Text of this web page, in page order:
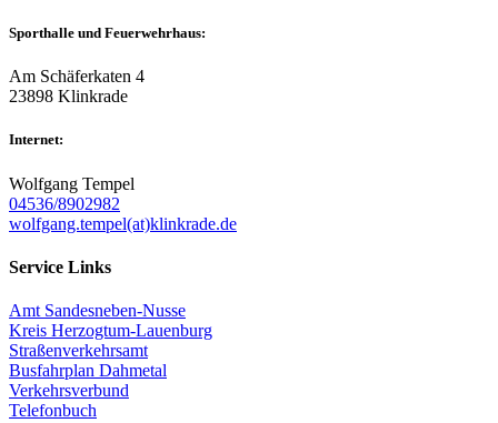
Sporthalle und Feuerwehrhaus:
Am Schäferkaten 4
23898 Klinkrade
Internet:
Wolfgang Tempel
04536/8902982
wolfgang.tempel(at)klinkrade.de
Service Links
Amt Sandesneben-Nusse
Kreis Herzogtum-Lauenburg
Straßenverkehrsamt
Busfahrplan Dahmetal
Verkehrsverbund
Telefonbuch